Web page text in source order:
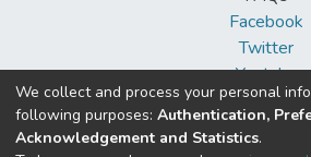
Facebook
Twitter
Youtube
We collect and process your personal
following purposes: Authentication,
Acknowledgement and Statistics.